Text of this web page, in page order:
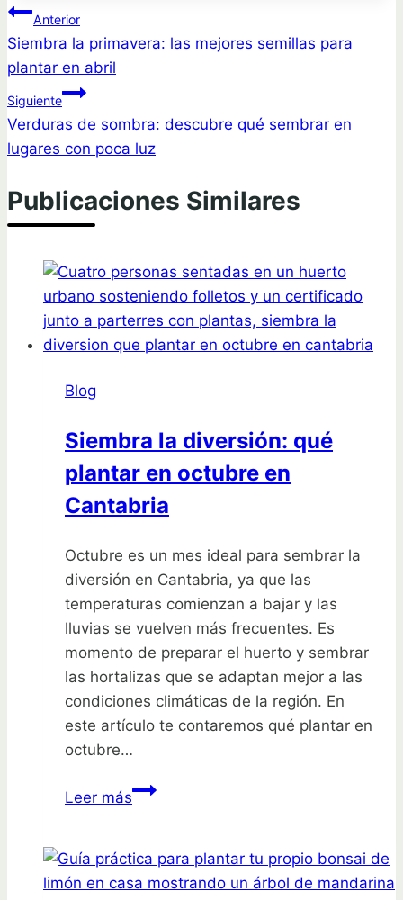
Navegación
de
entradas
Anterior
Siembra la primavera: las mejores semillas para
plantar en abril
Siguiente
Verduras de sombra: descubre qué sembrar en
lugares con poca luz
Publicaciones Similares
Blog
Siembra la diversión: qué
plantar en octubre en
Cantabria
Octubre es un mes ideal para sembrar la
diversión en Cantabria, ya que las
temperaturas comienzan a bajar y las
lluvias se vuelven más frecuentes. Es
momento de preparar el huerto y sembrar
las hortalizas que se adaptan mejor a las
condiciones climáticas de la región. En
este artículo te contaremos qué plantar en
octubre…
Leer másSiembra
qué
plantar